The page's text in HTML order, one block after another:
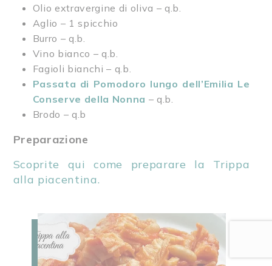
Olio extravergine di oliva – q.b.
Aglio – 1 spicchio
Burro – q.b.
Vino bianco – q.b.
Fagioli bianchi – q.b.
Passata di Pomodoro lungo dell’Emilia Le
Conserve della Nonna – q.b.
Brodo – q.b
Preparazione
Scoprite qui come preparare la Trippa
alla piacentina.